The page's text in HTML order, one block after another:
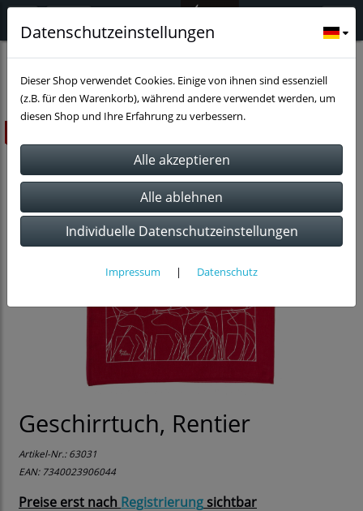
Küche Textilien
Geschirrtuch, Rentier
Artikel-Nr.:63031
EAN: 7340023906044
Preise erst nach Registrierung sichtbar
Datenschutzeinstellungen
Dieser Shop verwendet Cookies. Einige von ihnen sind essenziell
(z.B. für den Warenkorb), während andere verwendet werden, um
diesen Shop und Ihre Erfahrung zu verbessern.
Individuelle Datenschutzeinstellungen
Impressum | Datenschutz